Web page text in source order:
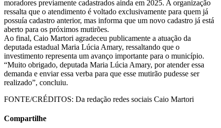
moradores previamente cadastrados ainda em 2025. A organização
ressalta que o atendimento é voltado exclusivamente para quem já
possuía cadastro anterior, mas informa que um novo cadastro já está
aberto para os próximos mutirões.
Ao final, Caio Martori agradeceu publicamente a atuação da
deputada estadual Maria Lúcia Amary, ressaltando que o
investimento representa um avanço importante para o município.
“Muito obrigado, deputada Maria Lúcia Amary, por atender essa
demanda e enviar essa verba para que esse mutirão pudesse ser
realizado”, concluiu.
FONTE/CRÉDITOS: Da redação redes sociais Caio Martori
Compartilhe